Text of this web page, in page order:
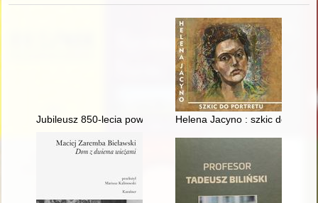
Jubileusz 850-lecia powstania wsi Chomiąża 1175-2025
Helena Jacyno : szkic do